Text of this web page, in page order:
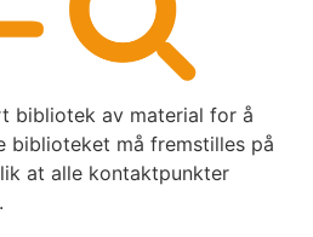
bibliotek av material for å
biblioteket må fremstilles på
at alle kontaktpunkter